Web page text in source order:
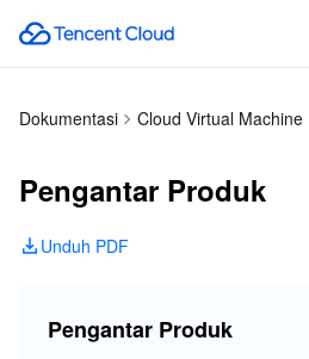
Dokumentasi Cloud Virtual Machine
Pengantar Produk
Unduh PDF
Pengantar Produk